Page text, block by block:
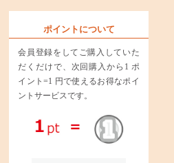
ポイントについて
会員登録をしてご購入していた
だくだけで、次回購入から1 ポ
イント=1 円で使えるお得なポイ
ントサービスです。